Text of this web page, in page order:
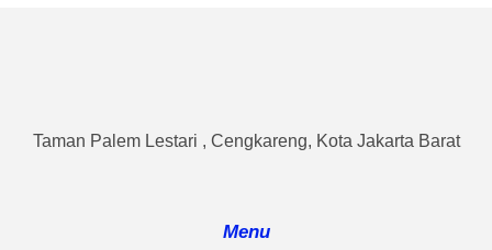
Taman Palem Lestari , Cengkareng, Kota Jakarta Barat
Menu